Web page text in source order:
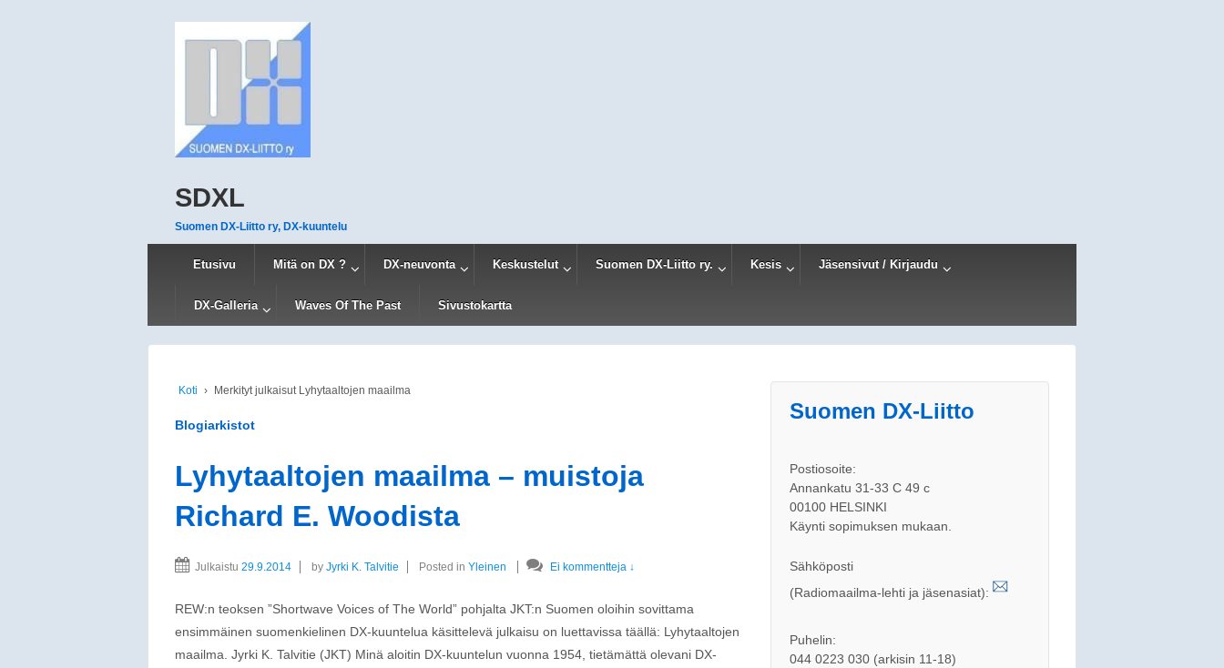
SDXL
Suomen DX-Liitto ry, DX-kuuntelu
Etusivu Mitä on DX ? DX-neuvonta Keskustelut Suomen DX-Liitto ry. Kesis Jäsensivut / Kirjaudu
DX-Galleria Waves Of The Past Sivustokartta
Koti › Merkityt julkaisut Lyhytaaltojen maailma
Blogiarkistot
Lyhytaaltojen maailma – muistoja
Richard E. Woodista
Julkaistu 29.9.2014 by Jyrki K. Talvitie Posted in Yleinen Ei kommentteja ↓
REW:n teoksen ”Shortwave Voices of The World” pohjalta JKT:n Suomen oloihin sovittama
ensimmäinen suomenkielinen DX-kuuntelua käsittelevä julkaisu on luettavissa täällä: Lyhytaaltojen
maailma. Jyrki K. Talvitie (JKT) Minä aloitin DX-kuuntelun vuonna 1954, tietämättä olevani DX-
Suomen DX-Liitto
Postiosoite:
Annankatu 31-33 C 49 c
00100 HELSINKI
Käynti sopimuksen mukaan.
Sähköposti
(Radiomaailma-lehti ja jäsenasiat):
Puhelin:
044 0223 030 (arkisin 11-18)